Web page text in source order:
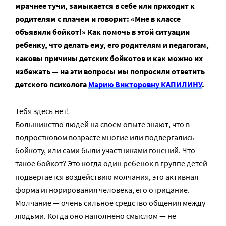
мрачнее тучи, замыкается в себе или приходит к
родителям с плачем и говорит: «Мне в классе
объявили бойкот!» Как помочь в этой ситуации
ребенку, что делать ему, его родителям и педагогам,
каковы причины детских бойкотов и как можно их
избежать — на эти вопросы мы попросили ответить
детского психологаМарию Викторовну КАПИЛИНУ.
Тебя здесь нет!
Большинство людей на своем опыте знают, что в
подростковом возрасте многие или подвергались
бойкоту, или сами были участниками гонений. Что
такое бойкот? Это когда один ребенок в группе детей
подвергается воздействию молчания, это активная
форма игнорирования человека, его отрицание.
Молчание — очень сильное средство общения между
людьми. Когда оно наполнено смыслом — не